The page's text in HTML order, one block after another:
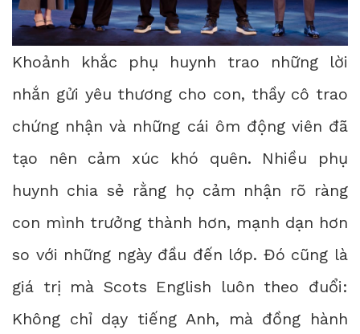
Khoảnh khắc phụ huynh trao những lời
nhắn gửi yêu thương cho con, thầy cô trao
chứng nhận và những cái ôm động viên đã
tạo nên cảm xúc khó quên. Nhiều phụ
huynh chia sẻ rằng họ cảm nhận rõ ràng
con mình trưởng thành hơn, mạnh dạn hơn
so với những ngày đầu đến lớp. Đó cũng là
giá trị mà Scots English luôn theo đuổi:
Không chỉ dạy tiếng Anh, mà đồng hành